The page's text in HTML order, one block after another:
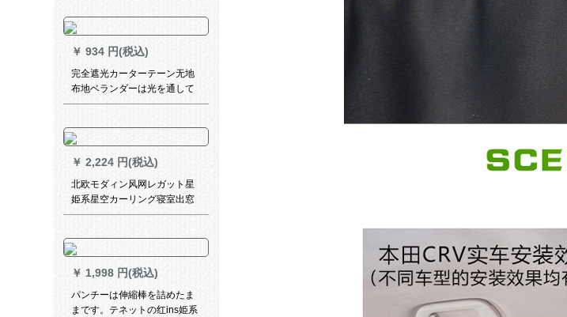
ダー毎米(加工无料)
￥ 934 円(税込)
完全遮光カーターテーン无地
布地ベランダーは光を通して
作られたカーンクラック断热
ルの高さ2メナートの深灰色の
フークです。
￥ 2,224 円(税込)
北欧モダィン风网レガット星
姫系星空カーリング寝室出窓
遮光オーダカードテーンA 1-
接続【改短】
￥ 1,998 円(税込)
パンチーは伸縮棒を詰めたま
まです。テネットの红ins姫系